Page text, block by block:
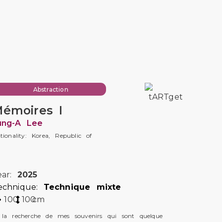
Abstraction
I
A Lee
Korea, Republic of
2025
Technique mixte
100 100cm
recherche de mes souvenirs qui sont quelque